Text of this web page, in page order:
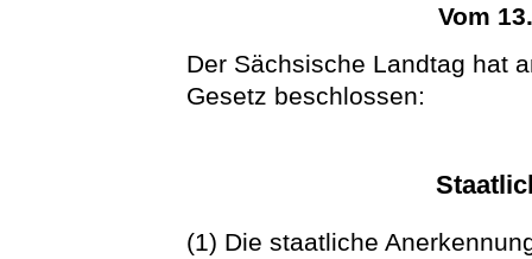
Vom
Der Sächsische Landtag hat
Gesetz beschlossen:
(1) Die staatliche